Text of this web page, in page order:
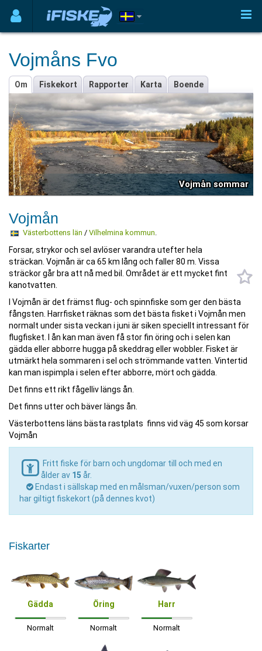
Vojmåns Fvo
Om Fiskekort Rapporter Karta Boende
Vojmån sommar
Vojmån
Västerbottens län / Vilhelmina kommun.
Forsar, strykor och sel avlöser varandra utefter hela
sträckan. Vojmån är ca 65 km lång och faller 80 m. Vissa
sträckor går bra att nå med bil. Området är ett mycket fint
kanotvatten.
I Vojmån är det främst flug- och spinnfiske som ger den bästa
fångsten. Harrfisket räknas som det bästa fisket i Vojmån men
normalt under sista veckan i juni är siken speciellt intressant för
flugfisket. I ån kan man även få stor fin öring och i selen kan
gädda eller abborre hugga på skeddrag eller wobbler. Fisket är
utmärkt hela sommaren i sel och strömmande vatten. Vintertid
kan man ispimpla i selen efter abborre, mört och gädda.
Det finns ett rikt fågelliv längs ån.
Det finns utter och bäver längs ån.
Västerbottens läns bästa rastplats finns vid väg 45 som korsar
Vojmån
Fritt fiske för barn och ungdomar till och med en
ålder av 15 år.
Endast i sällskap med en målsman/vuxen/person som
har giltigt fiskekort (på dennes kvot)
Fiskarter
Gädda
Normalt
Öring
Normalt
Harr
Normalt